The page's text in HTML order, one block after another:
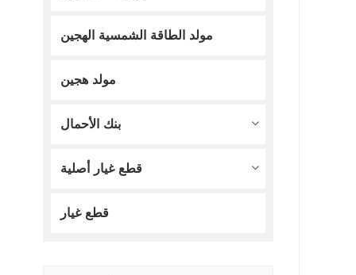
مولد الطاقة الشمسية الهجين
مولد هجين
بنك الأحمال
قطع غيار أصلية
قطع غيار